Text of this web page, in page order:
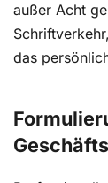
außer Acht
das